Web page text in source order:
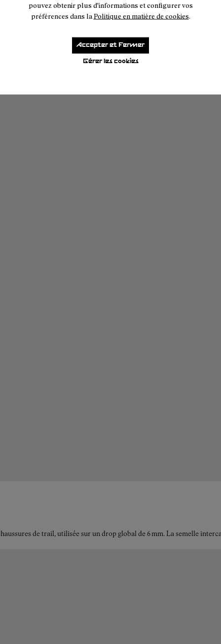
pouvez obtenir plus d'informations et configurer vos
préférences dans laPolitique en matière de cookies
Gérer les cookies
Accepter et Fermer
de trail, utilisée sur un drop global de 6 mm. La semelle